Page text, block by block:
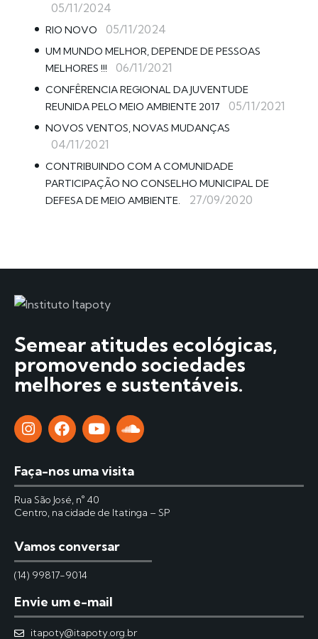
05/11/2024
RIO NOVO 05/11/2024
UM MUNDO MELHOR, DEPENDE DE PESSOAS
MELHORES !!!
06/11/2021
CONFÊRENCIA REGIONAL DA JUVENTUDE
REUNIDA PELO MEIO AMBIENTE 2017
05/11/2021
NOVOS VENTOS, NOVAS MUDANÇAS
04/11/2021
CONTRIBUINDO COM A COMUNIDADE
PARTICIPAÇÃO NO CONSELHO MUNICIPAL DE
DEFESA DE MEIO AMBIENTE.
27/09/2020
Semear atitudes ecológicas,
promovendo sociedades
melhores e sustentáveis.
Faça-nos uma visita
Rua São José, n° 40
Centro, na cidade de Itatinga – SP
Vamos conversar
(14) 99817-9014
Envie um e-mail
itapoty@itapoty.org.br